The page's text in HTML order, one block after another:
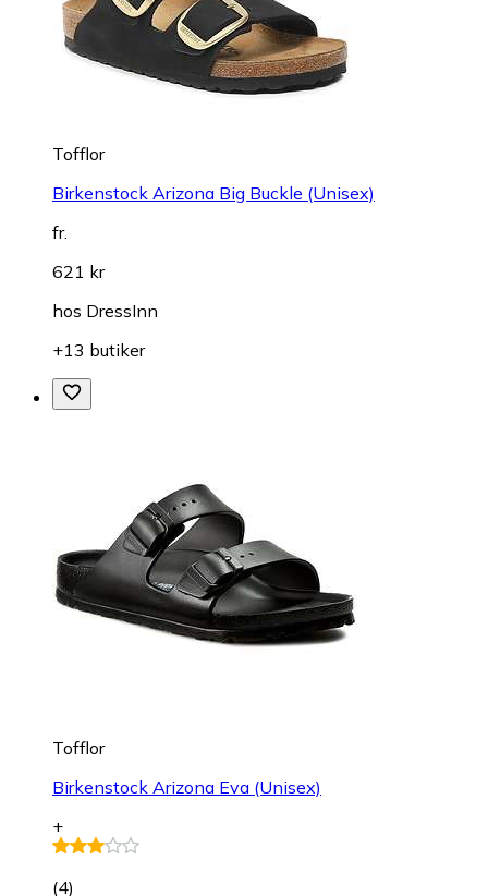
Tofflor
Birkenstock Arizona Big Buckle (Unisex)
fr.
621 kr
hos DressInn
+13 butiker
Tofflor
Birkenstock Arizona Eva (Unisex)
+
(4)